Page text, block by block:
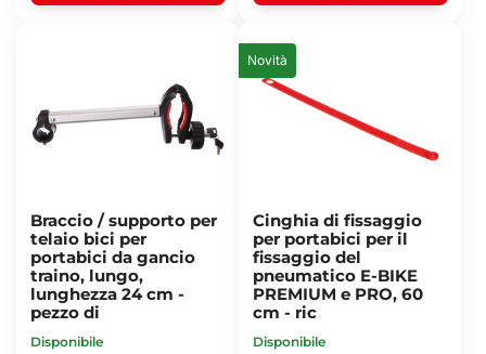
Braccio / supporto per
telaio bici per
portabici da gancio
traino, lungo,
lunghezza 24 cm -
pezzo di
Disponibile
Novità
Cinghia di fissaggio
per portabici per il
fissaggio del
pneumatico E-BIKE
PREMIUM e PRO, 60
cm - ric
Disponibile